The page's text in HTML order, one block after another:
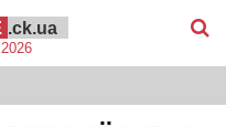
.ck.ua